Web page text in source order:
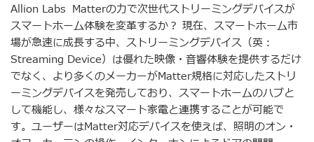
Allion Labs Matterの力で次世代ストリーミングデバイスが
スマートホーム体験を変革するか？ 現在、スマートホーム市
場が急速に成長する中、ストリーミングデバイス（英：
Streaming Device）は優れた映像・音響体験を提供するだけ
でなく、より多くのメーカーがMatter規格に対応したストリ
ーミングデバイスを発売しており、スマートホームのハブと
して機能し、様々なスマート家電と連携することが可能で
す。ユーザーはMatter対応デバイスを使えば、照明のオン・